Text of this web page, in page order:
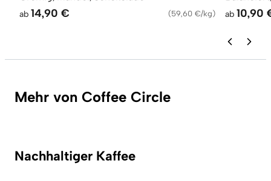
ab 14,90 € (59,60 €/kg) ab 10,90
Mehr von Coffee Circle
Nachhaltiger Kaffee